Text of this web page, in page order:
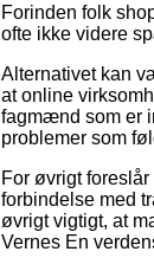
Forinden folk
ofte ikke videre
Alternativet kan
at online
fagmænd som er
problemer som
For øvrigt
forbindelse med
øvrigt vigtigt, at
Vernes En